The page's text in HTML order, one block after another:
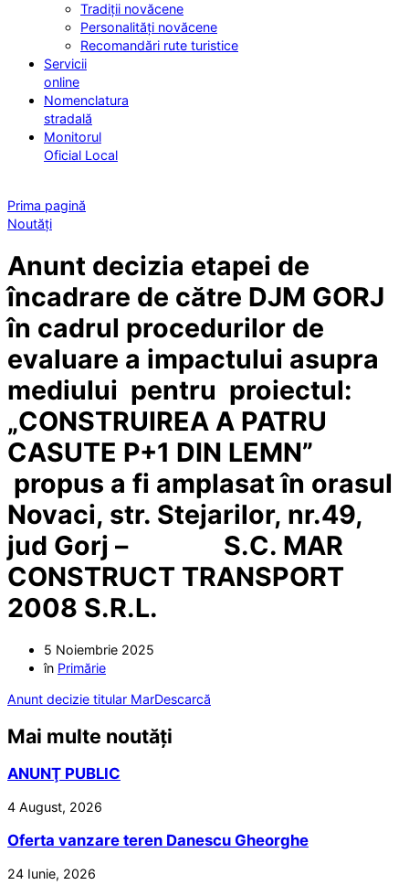
Tradiții novăcene
Personalități novăcene
Recomandări rute turistice
Servicii
online
Nomenclatura
stradală
Monitorul
Oficial Local
Prima pagină
Noutăți
Anunt decizia etapei de
încadrare de către DJM GORJ
în cadrul procedurilor de
evaluare a impactului asupra
mediului pentru proiectul:
„CONSTRUIREA A PATRU
CASUTE P+1 DIN LEMN”
propus a fi amplasat în orasul
Novaci, str. Stejarilor, nr.49,
jud Gorj – S.C. MAR
CONSTRUCT TRANSPORT
2008 S.R.L.
5 Noiembrie 2025
în Primărie
Anunt decizie titular MarDescarcă
Mai multe noutăți
ANUNŢ PUBLIC
4 August, 2026
Oferta vanzare teren Danescu Gheorghe
24 Iunie, 2026